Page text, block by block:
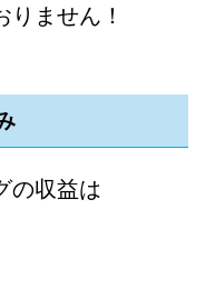
ません！
の収益は